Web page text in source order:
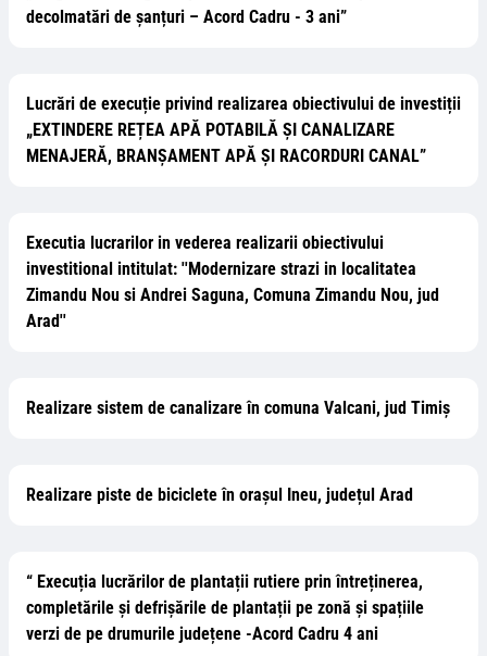
decolmatări de șanțuri – Acord Cadru - 3 ani”
Lucrări de execuție privind realizarea obiectivului de investiții
„EXTINDERE REȚEA APĂ POTABILĂ ȘI CANALIZARE
MENAJERĂ, BRANȘAMENT APĂ ȘI RACORDURI CANAL”
Executia lucrarilor in vederea realizarii obiectivului
investitional intitulat: ''Modernizare strazi in localitatea
Zimandu Nou si Andrei Saguna, Comuna Zimandu Nou, jud
Arad''
Realizare sistem de canalizare în comuna Valcani, jud Timiș
Realizare piste de biciclete în orașul Ineu, județul Arad
“ Execuția lucrărilor de plantații rutiere prin întreținerea,
completările și defrișările de plantații pe zonă și spațiile
verzi de pe drumurile județene -Acord Cadru 4 ani